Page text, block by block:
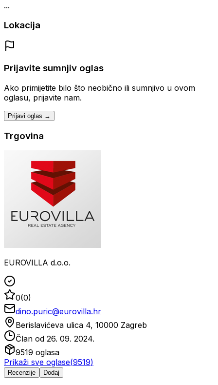
...
Lokacija
Prijavite sumnjiv oglas
Ako primijetite bilo što neobično ili sumnjivo u ovom
oglasu, prijavite nam.
Prijavi oglas →
Trgovina
EUROVILLA d.o.o.
0(0)
dino.puric@eurovilla.hr
Berislavićeva ulica 4, 10000 Zagreb
Član od 26. 09. 2024.
9519 oglasa
Prikaži sve oglase(9519)
Recenzije Dodaj